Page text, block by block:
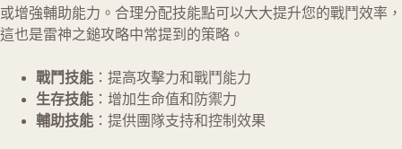
或增強輔助能力。合理分配技能點可以大大提升您的戰鬥效率，
這也是雷神之鎚攻略中常提到的策略。
戰鬥技能 ：提高攻擊力和戰鬥能力
生存技能 ：增加生命值和防禦力
輔助技能 ：提供團隊支持和控制效果